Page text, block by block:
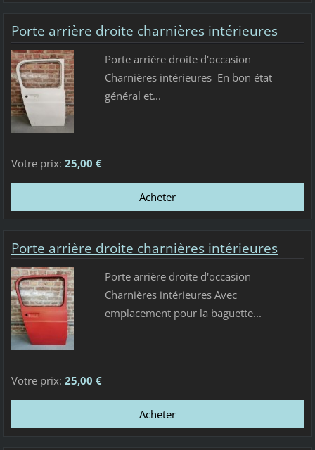
Porte arrière droite charnières intérieures
Porte arrière droite d'occasion
Charnières intérieures En bon état
général et...
Votre prix: 25,00 €
Porte arrière droite charnières intérieures
Porte arrière droite d'occasion
Charnières intérieures Avec
emplacement pour la baguette...
Votre prix: 25,00 €